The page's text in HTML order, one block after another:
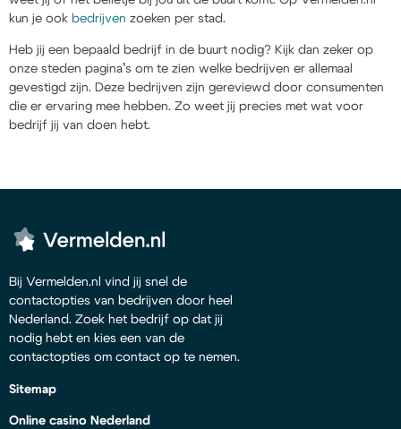
kun je ook bedrijven zoeken per stad.
Heb jij een bepaald bedrijf in de buurt nodig? Kijk dan zeker op
onze steden pagina’s om te zien welke bedrijven er allemaal
gevestigd zijn. Deze bedrijven zijn gereviewd door consumenten
die er ervaring mee hebben. Zo weet jij precies met wat voor
bedrijf jij van doen hebt.
Bij Vermelden.nl vind jij snel de
contactopties van bedrijven door heel
Nederland. Zoek het bedrijf op dat jij
nodig hebt en kies een van de
contactopties om contact op te nemen.
Sitemap
Online casino Nederland